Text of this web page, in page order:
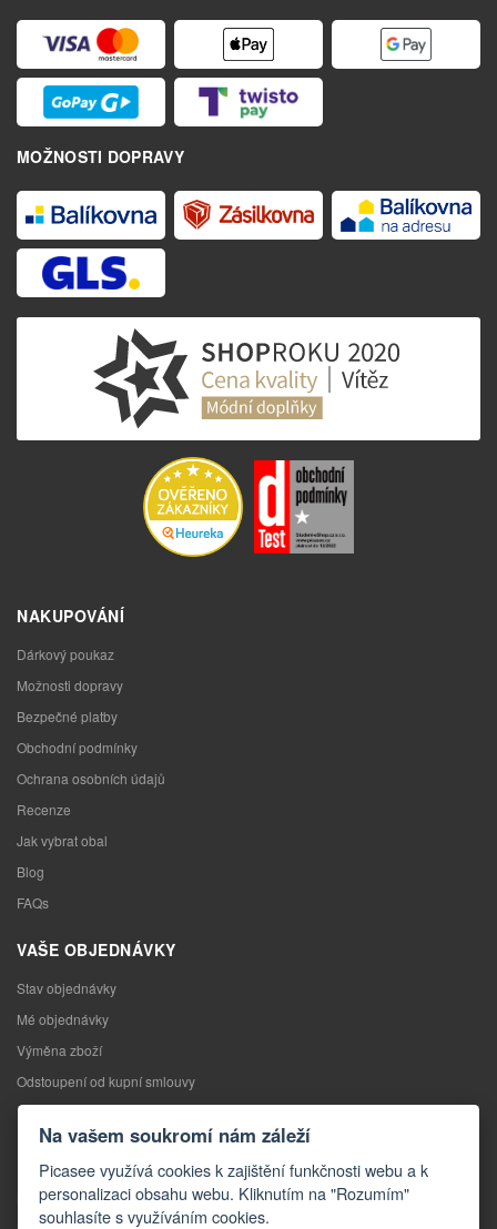
MOŽNOSTI DOPRAVY
NAKUPOVÁNÍ
Dárkový poukaz
Možnosti dopravy
Bezpečné platby
Obchodní podmínky
Ochrana osobních údajů
Recenze
Jak vybrat obal
Blog
FAQs
VAŠE OBJEDNÁVKY
Stav objednávky
Mé objednávky
Výměna zboží
Odstoupení od kupní smlouvy
Reklamace
Kontakty
Na vašem soukromí nám záleží
Picasee využívá cookies k zajištění funkčnosti webu a k
personalizaci obsahu webu. Kliknutím na "Rozumím"
souhlasíte s využíváním cookies.